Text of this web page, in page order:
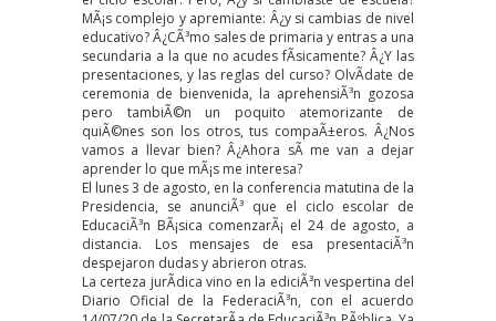
MÃ¡s complejo y apremiante: Â¿y si cambias de nivel
educativo? Â¿CÃ³mo sales de primaria y entras a una
secundaria a la que no acudes fÃ­sicamente? Â¿Y las
presentaciones, y las reglas del curso? OlvÃ­date de
ceremonia de bienvenida, la aprehensiÃ³n gozosa
pero tambiÃ©n un poquito atemorizante de
quiÃ©nes son los otros, tus compaÃ±eros. Â¿Nos
vamos a llevar bien? Â¿Ahora sÃ­ me van a dejar
aprender lo que mÃ¡s me interesa?
El lunes 3 de agosto, en la conferencia matutina de la
Presidencia, se anunciÃ³ que el ciclo escolar de
EducaciÃ³n BÃ¡sica comenzarÃ¡ el 24 de agosto, a
distancia. Los mensajes de esa presentaciÃ³n
despejaron dudas y abrieron otras.
La certeza jurÃ­dica vino en la ediciÃ³n vespertina del
Diario Oficial de la FederaciÃ³n, con el acuerdo